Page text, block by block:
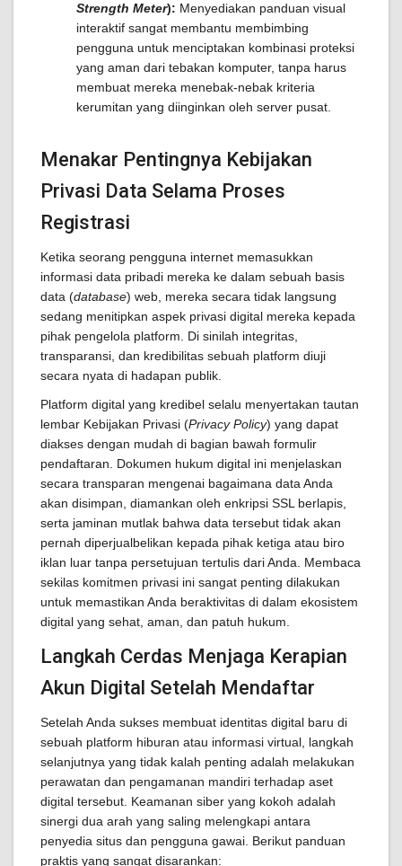
Strength Meter): Menyediakan panduan visual
interaktif sangat membantu membimbing
pengguna untuk menciptakan kombinasi proteksi
yang aman dari tebakan komputer, tanpa harus
membuat mereka menebak-nebak kriteria
kerumitan yang diinginkan oleh server pusat.
Menakar Pentingnya Kebijakan
Privasi Data Selama Proses
Registrasi
Ketika seorang pengguna internet memasukkan
informasi data pribadi mereka ke dalam sebuah basis
data (database) web, mereka secara tidak langsung
sedang menitipkan aspek privasi digital mereka kepada
pihak pengelola platform. Di sinilah integritas,
transparansi, dan kredibilitas sebuah platform diuji
secara nyata di hadapan publik.
Platform digital yang kredibel selalu menyertakan tautan
lembar Kebijakan Privasi (Privacy Policy) yang dapat
diakses dengan mudah di bagian bawah formulir
pendaftaran. Dokumen hukum digital ini menjelaskan
secara transparan mengenai bagaimana data Anda
akan disimpan, diamankan oleh enkripsi SSL berlapis,
serta jaminan mutlak bahwa data tersebut tidak akan
pernah diperjualbelikan kepada pihak ketiga atau biro
iklan luar tanpa persetujuan tertulis dari Anda. Membaca
sekilas komitmen privasi ini sangat penting dilakukan
untuk memastikan Anda beraktivitas di dalam ekosistem
digital yang sehat, aman, dan patuh hukum.
Langkah Cerdas Menjaga Kerapian
Akun Digital Setelah Mendaftar
Setelah Anda sukses membuat identitas digital baru di
sebuah platform hiburan atau informasi virtual, langkah
selanjutnya yang tidak kalah penting adalah melakukan
perawatan dan pengamanan mandiri terhadap aset
digital tersebut. Keamanan siber yang kokoh adalah
sinergi dua arah yang saling melengkapi antara
penyedia situs dan pengguna gawai. Berikut panduan
praktis yang sangat disarankan: